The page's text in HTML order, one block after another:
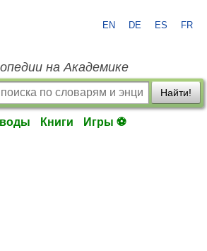
EN DE ES FR
на Академике
Найти!
Книги Игры ⚽